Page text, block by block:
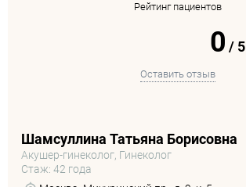
Рейтинг пациентов
0 /5
Оставить отзыв
Шамсуллина Татьяна Борисовна
Акушер-гинеколог, Гинеколог
Стаж: 42 года